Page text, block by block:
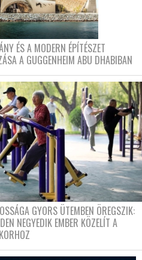
ÉS A MODERN ÉPÍTÉSZET
A GUGGENHEIM ABU DHABIBAN
GYORS ÜTEMBEN ÖREGSZIK:
NEGYEDIK EMBER KÖZELÍT A